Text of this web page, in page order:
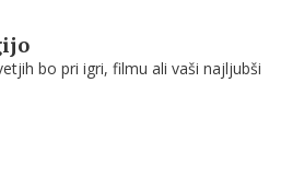
bo pri igri, filmu ali vaši najljubši